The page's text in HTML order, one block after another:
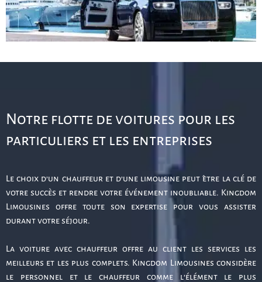
Notre flotte de voitures pour les
particuliers et les entreprises
Le choix d’un chauffeur et d’une limousine peut être la clé de
votre succès et rendre votre événement inoubliable. Kingdom
Limousines offre toute son expertise pour vous assister
durant votre séjour.
La voiture avec chauffeur offre au client les services les
meilleurs et les plus complets. Kingdom Limousines considère
le personnel et le chauffeur comme l’élément le plus